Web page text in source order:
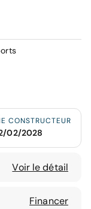
CONSTRUCTEUR
02/2028
Voir le détail
Financer